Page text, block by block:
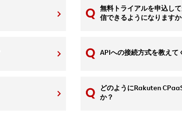
無料トライアルを申込し
信できるようになります
APIへの接続方式を教えて
どのようにRakuten
か？